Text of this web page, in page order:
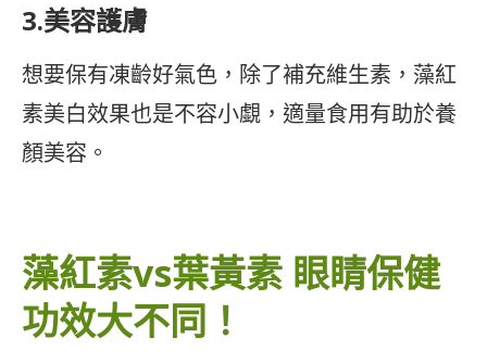
3.美容護膚
想要保有凍齡好氣色，除了補充維生素，藻紅
素美白效果也是不容小覷，適量食用有助於養
顏美容。
藻紅素vs葉黃素 眼睛保健
功效大不同！